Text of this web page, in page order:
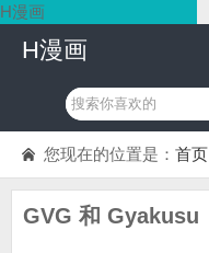
H漫画
H漫画
您现在的位置是： 首页
GVG 和 Gyakusu